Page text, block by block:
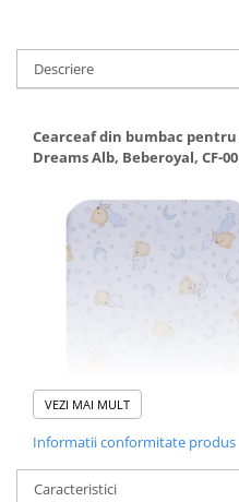
Descriere
Cearceaf din bumbac pentru
Dreams Alb, Beberoyal, CF-
VEZI MAI MULT
Informatii conformitate produs
Caracteristici